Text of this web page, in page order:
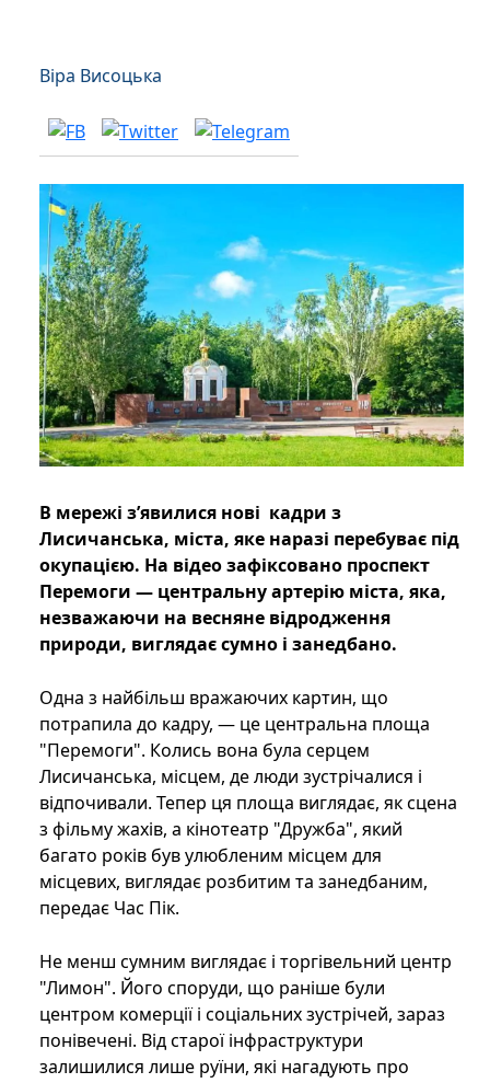
Віра Висоцька
В мережі з’явилися нові кадри з
Лисичанська, міста, яке наразі перебуває під
окупацією. На відео зафіксовано проспект
Перемоги — центральну артерію міста, яка,
незважаючи на весняне відродження
природи, виглядає сумно і занедбано.
Одна з найбільш вражаючих картин, що
потрапила до кадру, — це центральна площа
"Перемоги". Колись вона була серцем
Лисичанська, місцем, де люди зустрічалися і
відпочивали. Тепер ця площа виглядає, як сцена
з фільму жахів, а кінотеатр "Дружба", який
багато років був улюбленим місцем для
місцевих, виглядає розбитим та занедбаним,
передає Час Пік.
Не менш сумним виглядає і торгівельний центр
"Лимон". Його споруди, що раніше були
центром комерції і соціальних зустрічей, зараз
понівечені. Від старої інфраструктури
залишилися лише руїни, які нагадують про